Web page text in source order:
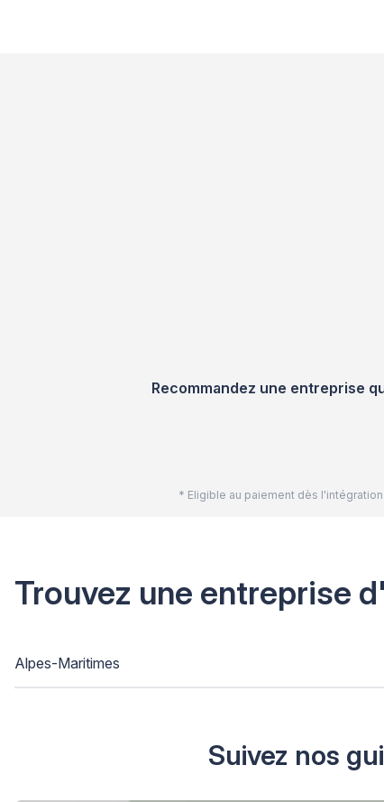
Recommandez une entreprise
* Eligible au paiement dès
Trouvez une entreprise d'
Alpes-Maritimes
Suivez nos